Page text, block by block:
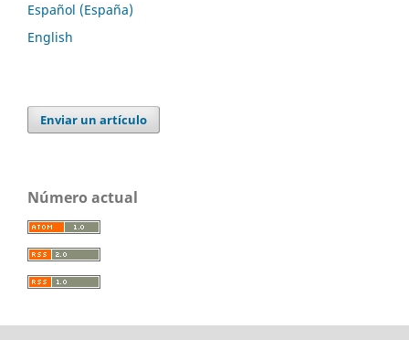
Español (España)
English
Enviar un artículo
Número actual